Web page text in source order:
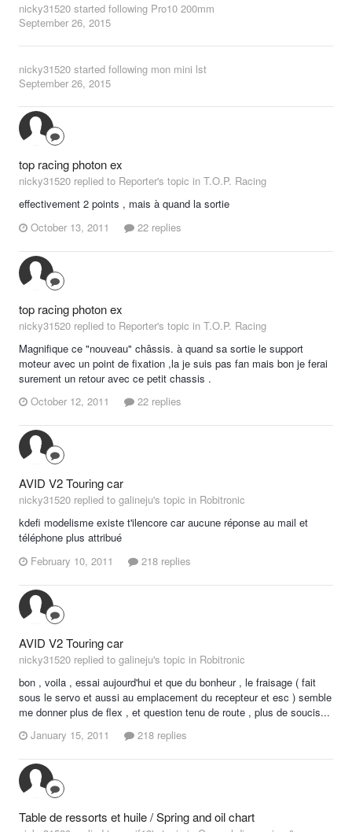
nicky31520 started following Pro10 200mm
September 26, 2015
nicky31520 started following mon mini lst
September 26, 2015
top racing photon ex
nicky31520 replied to Reporter's topic in T.O.P. Racing
effectivement 2 points , mais à quand la sortie
October 13, 2011
22 replies
top racing photon ex
nicky31520 replied to Reporter's topic in T.O.P. Racing
Magnifique ce "nouveau" châssis. à quand sa sortie le support
moteur avec un point de fixation ,la je suis pas fan mais bon je ferai
surement un retour avec ce petit chassis .
October 12, 2011
22 replies
AVID V2 Touring car
nicky31520 replied to galineju's topic in Robitronic
kdefi modelisme existe t'ilencore car aucune réponse au mail et
téléphone plus attribué
February 10, 2011
218 replies
AVID V2 Touring car
nicky31520 replied to galineju's topic in Robitronic
bon , voila , essai aujourd'hui et que du bonheur , le fraisage ( fait
sous le servo et aussi au emplacement du recepteur et esc ) semble
me donner plus de flex , et question tenu de route , plus de soucis...
January 15, 2011
218 replies
Table de ressorts et huile / Spring and oil chart